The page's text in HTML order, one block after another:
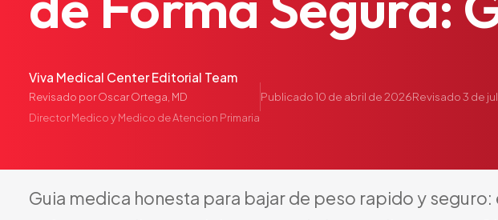
Viva Medical Center Editorial Team
Revisado porOscar Ortega, MD
Director Medico y Medico de Atencion Primaria
Publicado10 de abril de 2026Revisado3 de
Guia medica honesta para bajarde peso rapido yseguro: